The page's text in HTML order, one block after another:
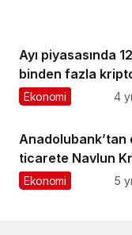
Ayı piyasasında 12
binden fazla
paranın kullanımı
Ekonomi 4
Anadolubank’tan
ticarete Navlun
desteği
Ekonomi 5